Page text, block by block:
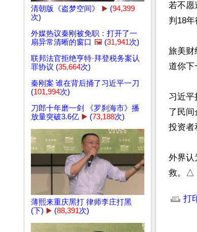
清朝版《盗梦空间》 ▶️ (94,399
次)
外媒热议秦刚被免职：打开了一
扇异常清晰的窗口 🖼️ (31,941次)
联邦法官拒绝亨特·拜登税务案认
罪协议 (35,664次)
秦刚案 谁在背后捅了习近平一刀
(101,994次)
刀郎十年磨一剑 《罗刹海市》播
放量突破3.6亿 ▶️ (73,188次)
薄熙来重庆黑打 律师李庄打黑
(下) ▶️ (88,391次)
若不愿
判18
旅美财
道你下
习近平
了民间
投资者
外界认
救。△
打